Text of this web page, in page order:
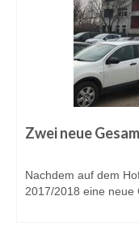
Zwei neue
Nachdem auf dem
2017/2018 eine neue